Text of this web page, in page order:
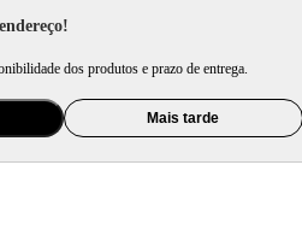
dos produtos e prazo de entrega.
Mais tarde